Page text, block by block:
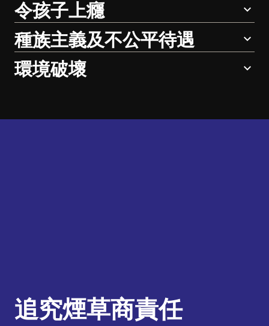
令孩子上癮
種族主義及不公平待遇
環境破壞
追究煙草商責任